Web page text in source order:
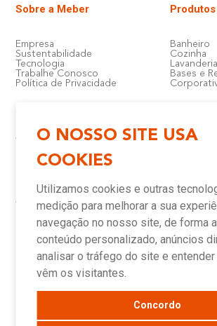
O NOSSO SITE USA
COOKIES
Utilizamos cookies e outras
medição para melhorar a sua
navegação no nosso site, de forma
conteúdo personalizado, anúncios
analisar o tráfego do site e
vêm os visitantes.
Concordo
Sobre a Meber
Empresa
Sustentabilidade
Tecnologia
Trabalhe Conosco
Política de Privacidade
Produtos
Banheiro
Cozinha
Lavanderia
Bases e
Atendimento e Suporte
Downloads
Assistência Técnica Meber
Canais de Atendimento
Onde
Novidades